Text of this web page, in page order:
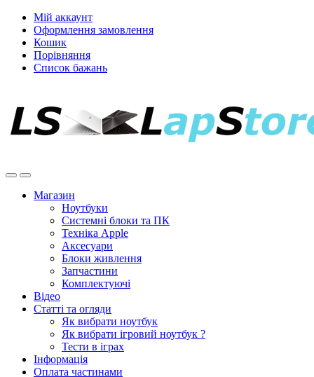
Мій аккаунт
Оформлення замовлення
Кошик
Порівняння
Список бажань
Магазин
Ноутбуки
Системні блоки та ПК
Техніка Apple
Аксесуари
Блоки живлення
Запчастини
Комплектуючі
Відео
Статті та огляди
Як вибрати ноутбук
Як вибрати ігровий ноутбук ?
Тести в іграх
Інформація
Оплата частинами